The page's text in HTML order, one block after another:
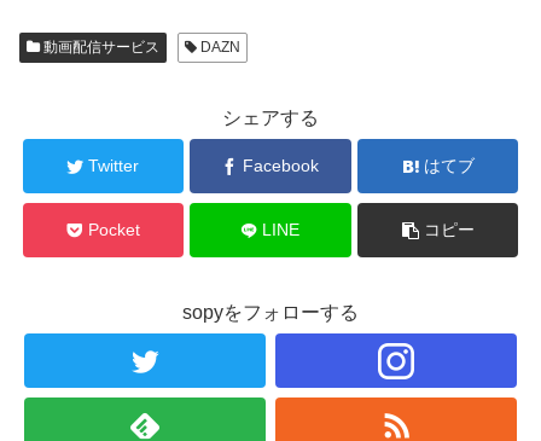
動画配信サービス DAZN
シェアする
Twitter Facebook はてブ
Pocket LINE コピー
sopyをフォローする